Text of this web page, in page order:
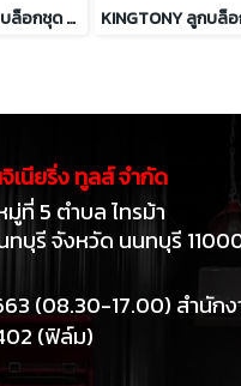
KINGTONY 6016SR บล็อกชุด รู 3/4” 16 ตัว/ชุด 12เหลี่ยม (ระบบนิ้ว)
เนียริ่ง ทูลส์ จำกัด
มู่ที่ 5 ตำบล ไทรม้า
บุรี จังหวัด นนทบุรี
(08.30-17.00) สำนักง
(ฟิล์ม)